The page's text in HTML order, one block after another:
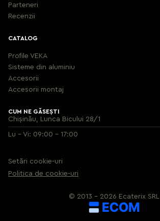
Parteneri
Recenzii
CATALOG
Profile VEKA
Sisteme din aluminiu
Accesorii
Аccesorii montaj
CUM NE GĂSEȘTI
Chișinău, Lunca Bicului 28/1
Lu - Vi: 09:00 - 17:00
Setări cookie-uri
Politica de cookie-uri
© 2013 – 2026 Ecaterix SRL